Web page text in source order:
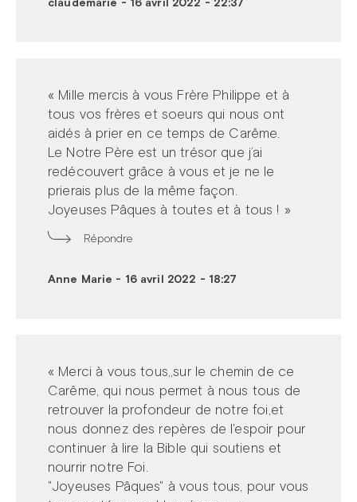
« Mille mercis à vous Frère Philippe et à
tous vos frères et soeurs qui nous ont
aidés à prier en ce temps de Carême.
Le Notre Père est un trésor que j’ai
redécouvert grâce à vous et je ne le
prierais plus de la même façon.
Joyeuses Pâques à toutes et à tous ! »
Répondre
Anne Marie - 16 avril 2022 - 18:27
« Merci à vous tous,,sur le chemin de ce
Carême, qui nous permet à nous tous de
retrouver la profondeur de notre foi,et
nous donnez des repères de l'espoir pour
continuer à lire la Bible qui soutiens et
nourrir notre Foi.
"Joyeuses Pâques" à vous tous, pour vous